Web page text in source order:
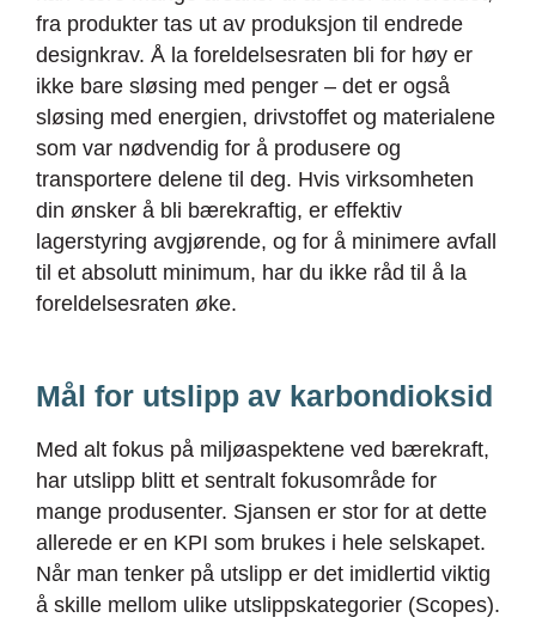
fra produkter tas ut av produksjon til endrede
designkrav. Å la foreldelsesraten bli for høy er
ikke bare sløsing med penger – det er også
sløsing med energien, drivstoffet og materialene
som var nødvendig for å produsere og
transportere delene til deg. Hvis virksomheten
din ønsker å bli bærekraftig, er effektiv
lagerstyring avgjørende, og for å minimere avfall
til et absolutt minimum, har du ikke råd til å la
foreldelsesraten øke.
Mål for utslipp av karbondioksid
Med alt fokus på miljøaspektene ved bærekraft,
har utslipp blitt et sentralt fokusområde for
mange produsenter. Sjansen er stor for at dette
allerede er en KPI som brukes i hele selskapet.
Når man tenker på utslipp er det imidlertid viktig
å skille mellom ulike utslippskategorier (Scopes).